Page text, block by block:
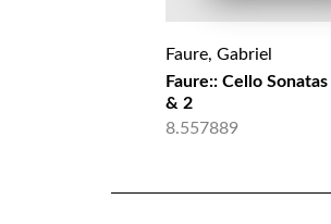
Faure, Gabriel
Faure:: Cello
& 2
8.557889